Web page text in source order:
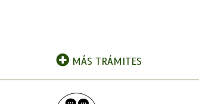
MÁS TRÁMITES